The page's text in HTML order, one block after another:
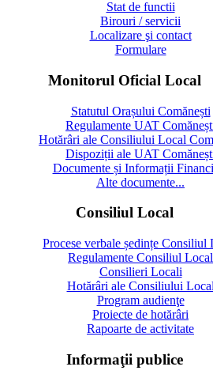
Stat de functii
Birouri / servicii
Localizare şi contact
Formulare
Monitorul Oficial Local
Statutul Orașului Comănești
Regulamente UAT
Hotărâri ale Consiliului Local
Dispoziții ale UAT
Documente și Informații
Alte documente...
Consiliul Local
Procese verbale ședințe Consiliul
Regulamente Consiliul Local
Consilieri Locali
Hotărâri ale Consiliului Local
Program audienţe
Proiecte de hotărâri
Rapoarte de activitate
Informaţii publice